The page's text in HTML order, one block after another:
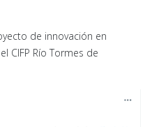
de innovación en
CIFP Río Tormes de